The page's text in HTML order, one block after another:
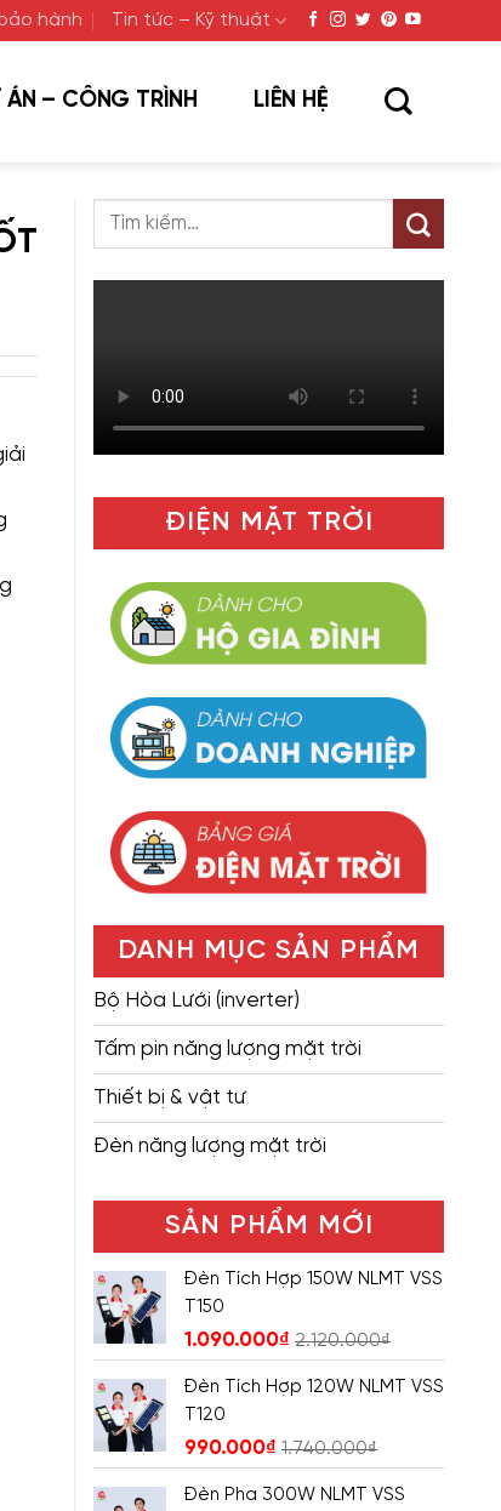
hành Tin tức – Kỹ thuật
ÁN – CÔNG TRÌNH LIÊN HỆ
ĐIỆN MẶT TRỜI
DANH MỤC SẢN PHẨM
Bộ Hòa Lưới (inverter)
Tấm pin năng lượng mặt trời
Thiết bị & vật tư
Đèn năng lượng mặt trời
SẢN PHẨM MỚI
Đèn Tích Hợp 150W NLMT VSS
T150
1.090.000₫ 2.120.000₫
Đèn Tích Hợp 120W NLMT VSS
T120
990.000₫ 1.740.000₫
Đèn Pha 300W NLMT VSS